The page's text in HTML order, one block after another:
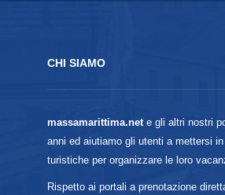
CHI SIAMO
massamarittima.nete gli altri nostri
anni ed aiutiamo gli utenti a mettersi
turistiche per organizzare le loro
Rispetto ai portali a prenotazione